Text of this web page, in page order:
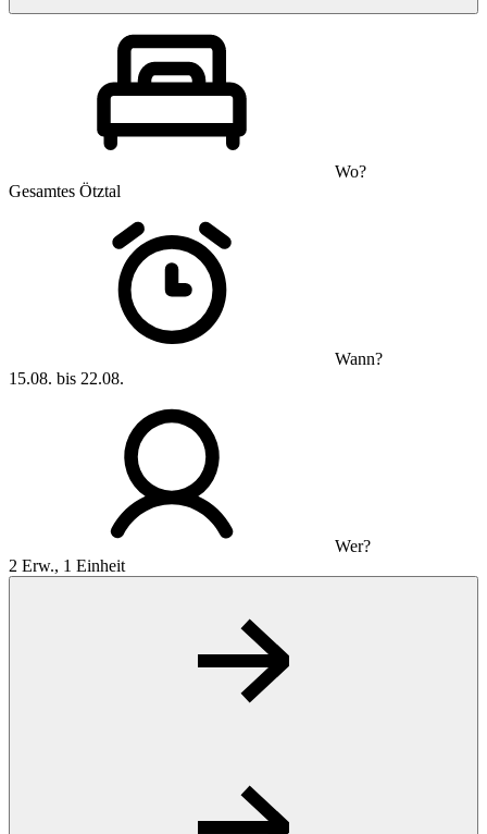
Wo?
Gesamtes Ötztal
Wann?
15.08. bis 22.08.
Wer?
2 Erw., 1 Einheit